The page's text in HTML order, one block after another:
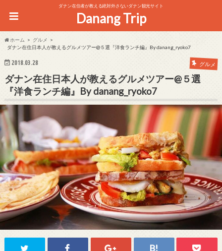
ダナン在住者が教える絶対外さないダナン観光サイト
Danang Trip
ホーム
グルメ
ダナン在住日本人が教えるグルメツアー@５選『洋食ランチ編』By danang_ryoko7
2018.03.28 グルメ
ダナン在住日本人が教えるグルメツアー@５選
『洋食ランチ編』By danang_ryoko7